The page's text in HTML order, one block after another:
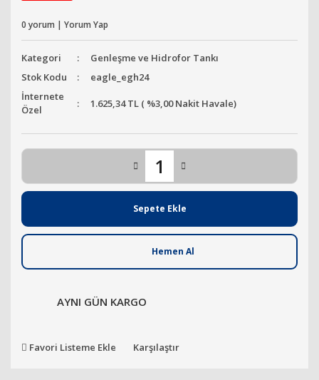
0 yorum | Yorum Yap
Kategori
Genleşme ve Hidrofor Tankı
Stok Kodu
eagle_egh24
İnternete
Özel
1.625,34 TL ( %3,00 Nakit Havale)
Sepete Ekle
Hemen Al
AYNI GÜN KARGO
Favori Listeme Ekle Karşılaştır